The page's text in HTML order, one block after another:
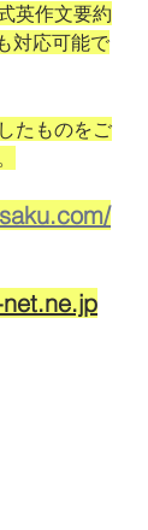
英作文要約
対応可能で
たものをご
net.ne.jp